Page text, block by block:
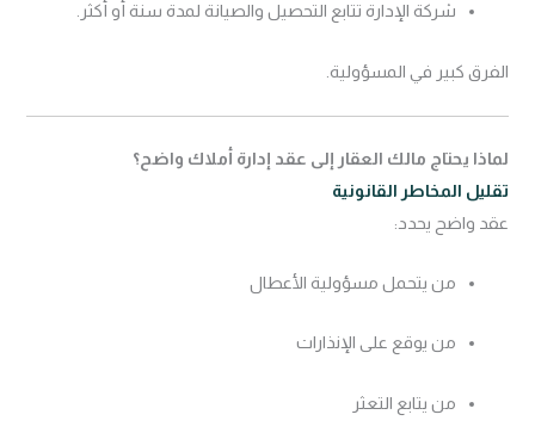
شركة الإدارة تتابع التحصيل والصيانة لمدة سنة أو أكثر.
الفرق كبير في المسؤولية.
لماذا يحتاج مالك العقار إلى عقد إدارة أملاك واضح؟
تقليل المخاطر القانونية
عقد واضح يحدد:
من يتحمل مسؤولية الأعطال
من يوقع على الإنذارات
من يتابع التعثر